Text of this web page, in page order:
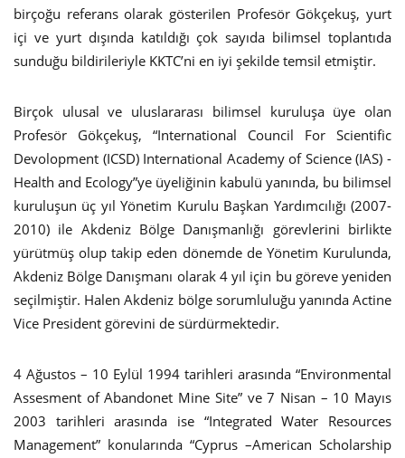
birçoğu referans olarak gösterilen Profesör Gökçekuş, yurt
içi ve yurt dışında katıldığı çok sayıda bilimsel toplantıda
sunduğu bildirileriyle KKTC’ni en iyi şekilde temsil etmiştir.
Birçok ulusal ve uluslararası bilimsel kuruluşa üye olan
Profesör Gökçekuş, “International Council For Scientific
Devolopment (ICSD) International Academy of Science (IAS) -
Health and Ecology”ye üyeliğinin kabulü yanında, bu bilimsel
kuruluşun üç yıl Yönetim Kurulu Başkan Yardımcılığı (2007-
2010) ile Akdeniz Bölge Danışmanlığı görevlerini birlikte
yürütmüş olup takip eden dönemde de Yönetim Kurulunda,
Akdeniz Bölge Danışmanı olarak 4 yıl için bu göreve yeniden
seçilmiştir. Halen Akdeniz bölge sorumluluğu yanında Actine
Vice President görevini de sürdürmektedir.
4 Ağustos – 10 Eylül 1994 tarihleri arasında “Environmental
Assesment of Abandonet Mine Site” ve 7 Nisan – 10 Mayıs
2003 tarihleri arasında ise “Integrated Water Resources
Management” konularında “Cyprus –American Scholarship